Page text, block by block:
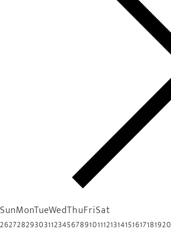
SunMonTueWedThuFriSat
2627282930311234567891011121314151617181920